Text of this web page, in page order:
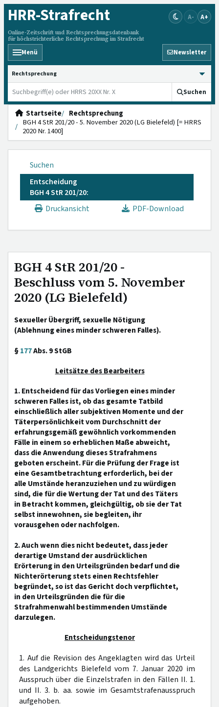
HRR-Strafrecht
Online-Zeitschrift und Rechtsprechungsdatenbank
für höchstrichterliche Rechtsprechung im Strafrecht
A- A+
Menü Newsletter
HRRS durchsuchen
Suchen
Startseite
Rechtsprechung
BGH 4 StR 201/20 - 5. November 2020 (LG Bielefeld) [= HRRS
2020 Nr. 1400]
Suchen
Entscheidung
BGH 4 StR 201/20:
Druckansicht
PDF-Download
BGH 4 StR 201/20 -
Beschluss vom 5. November
2020 (LG Bielefeld)
Sexueller Übergriff, sexuelle Nötigung
(Ablehnung eines minder schweren Falles).
§177Abs. 9 StGB
Leitsätze des Bearbeiters
1. Entscheidend für das Vorliegen eines minder
schweren Falles ist, ob das gesamte Tatbild
einschließlich aller subjektiven Momente und der
Täterpersönlichkeit vom Durchschnitt der
erfahrungsgemäß gewöhnlich vorkommenden
Fälle in einem so erheblichen Maße abweicht,
dass die Anwendung dieses Strafrahmens
geboten erscheint. Für die Prüfung der Frage ist
eine Gesamtbetrachtung erforderlich, bei der
alle Umstände heranzuziehen und zu würdigen
sind, die für die Wertung der Tat und des Täters
in Betracht kommen, gleichgültig, ob sie der Tat
selbst innewohnen, sie begleiten, ihr
vorausgehen oder nachfolgen.
2. Auch wenn dies nicht bedeutet, dass jeder
derartige Umstand der ausdrücklichen
Erörterung in den Urteilsgründen bedarf und die
Nichterörterung stets einen Rechtsfehler
begründet, so ist das Gericht doch verpflichtet,
in den Urteilsgründen die für die
Strafrahmenwahl bestimmenden Umstände
darzulegen.
Entscheidungstenor
1. Auf die Revision des Angeklagten wird das Urteil
des Landgerichts Bielefeld vom 7. Januar 2020 im
Ausspruch über die Einzelstrafen in den Fällen II. 1.
und II. 3. b. aa. sowie im Gesamtstrafenausspruch
aufgehoben.